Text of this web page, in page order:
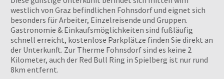
westlich von Graz befindlichen Fohnsdorf und eignet sich
besonders für Arbeiter, Einzelreisende und Gruppen.
Gastronomie & Einkaufsmöglichkeiten sind fußläufig
schnell erreicht, kostenlose Parkplätze finden Sie direkt an
der Unterkunft. Zur Therme Fohnsdorf sind es keine 2
Kilometer, auch der Red Bull Ring in Spielberg ist nur rund
8km entfernt.